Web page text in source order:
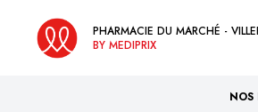
PHARMACIE DU MARCHÉ -
BY MEDIPRIX
NOS